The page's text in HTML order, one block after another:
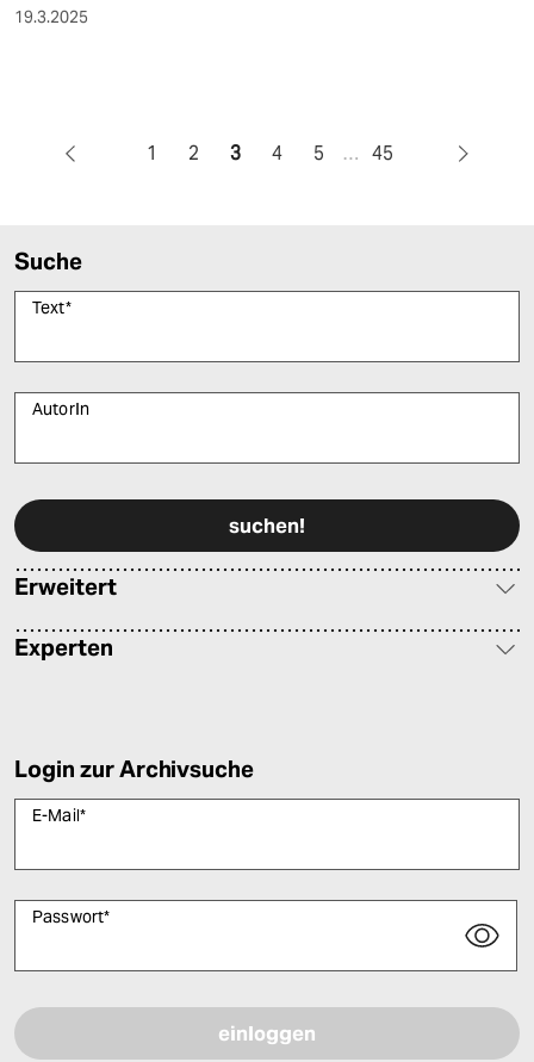
19.3.2025
1 2 3 4 5 … 45
Suche
Text*
AutorIn
Erweitert
Experten
Login zur Archivsuche
E-Mail*
Passwort*